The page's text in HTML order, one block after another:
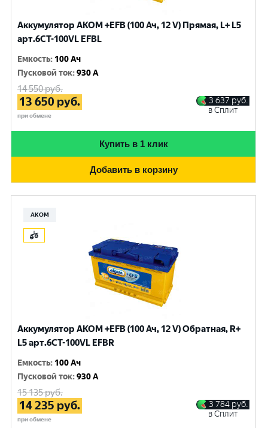
Аккумулятор AKOM +EFB (100 Ач, 12 V) Прямая, L+ L5
арт.6СТ-100VL EFBL
Емкость: 100 Ач
Пусковой ток:930 A
14 550руб.
13 650 руб.
при обмене
3 637 руб.
в Сплит
Купить в 1 клик
Добавить в корзину
АКОМ
Аккумулятор AKOM +EFB (100 Ач, 12 V) Обратная, R+
L5 арт.6СТ-100VL EFBR
Емкость: 100 Ач
Пусковой ток:930 A
15 135руб.
14 235 руб.
при обмене
3 784 руб.
в Сплит